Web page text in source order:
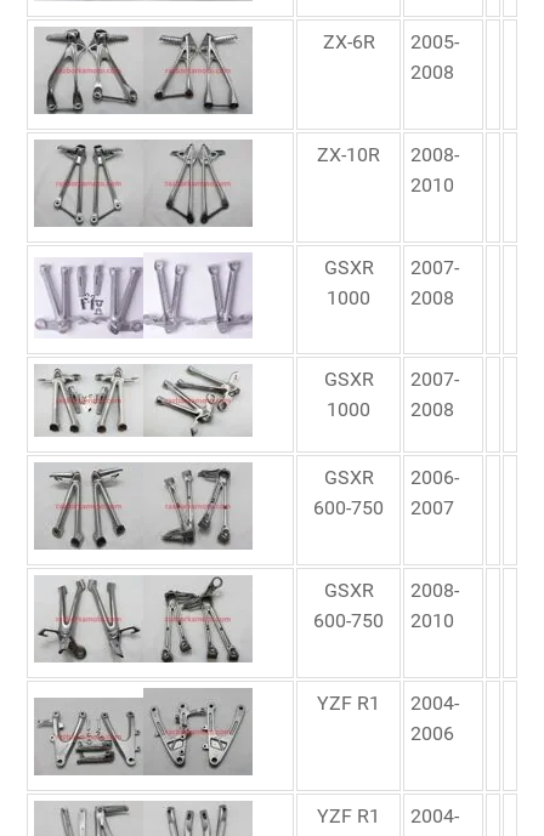
ZX-6R
2005-
2008
ZX-10R
2008-
2010
GSXR
1000
2007-
2008
GSXR
1000
2007-
2008
GSXR
600-750
2006-
2007
GSXR
600-750
2008-
2010
YZF R1
2004-
2006
YZF R1
2004-